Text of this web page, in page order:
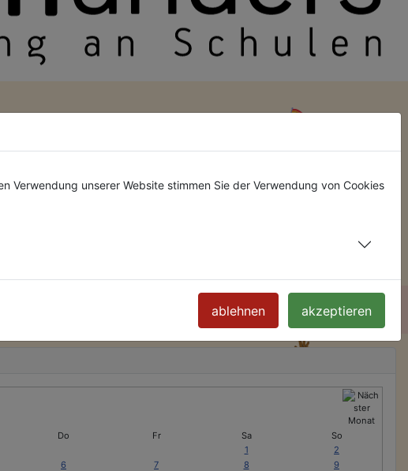
Do Fr Sa
So
1
2
6 7 8
9
unserer Website stimmen Sie der Verwendung von Cookies
ablehnen akzeptieren